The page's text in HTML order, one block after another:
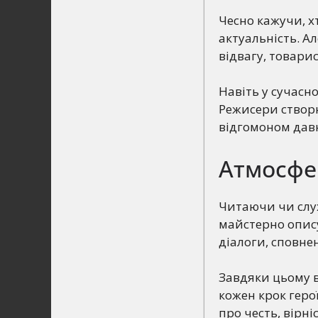
Чесно кажучи,
актуальність.
відвагу,
Навіть у
Режисери
відгомоном
Читаючи чи
майстерно
діалоги,
Завдяки цьому
кожен крок
про честь,